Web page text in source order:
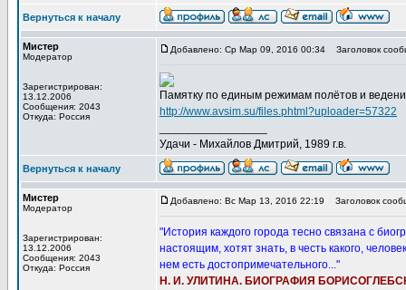
Вернуться к началу
Мистер
Модератор
Зарегистрирован:
13.12.2006
Сообщения: 2043
Откуда: Россия
Добавлено: Ср Мар 09, 2016 00:34 Заголовок
Памятку по единым режимам полётов и
http://www.avsim.su/files.phtml?uploader=57322
Удачи - Михайлов Дмитрий, 1989 г.в.
Вернуться к началу
Мистер
Модератор
Зарегистрирован:
13.12.2006
Сообщения: 2043
Откуда: Россия
Добавлено: Вс Мар 13, 2016 22:19 Заголовок
"История каждого города тесно связана с
настоящим, хотят знать, в честь какого,
нем есть достопримечательного..."
Н. И. УЛИТИНА. БИОГРАФИЯ